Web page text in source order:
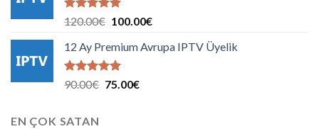
5 üzerinden
aldı
120.00€ Orijinal
120.00€.
100.00€Şu
fiyat:
12 Ay Premium Avrupa IPTV Üyelik
5 üzerinden
90.00€ Orijinal
75.00€Şu
EN ÇOK SATAN